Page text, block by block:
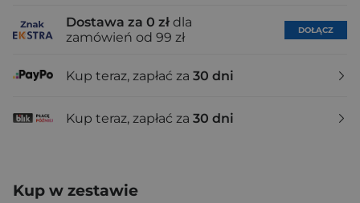
Dostawa za 0 zł dla
zamówień od 99 zł
DOŁĄCZ
Kup teraz, zapłać za 30 dni
Kup teraz, zapłać za 30 dni
Kup w zestawie